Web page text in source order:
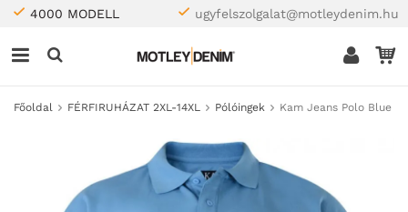
4000 MODELL ugyfelszolgalat@motleydenim.hu
Főoldal FÉRFIRUHÁZAT 2XL-14XL Pólóingek Kam Jeans Polo Blue